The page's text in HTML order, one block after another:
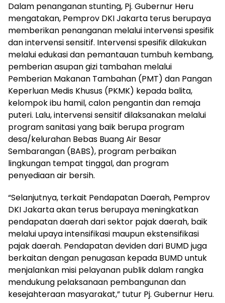
Dalam penanganan stunting, Pj. Gubernur Heru
mengatakan, Pemprov DKI Jakarta terus berupaya
memberikan penanganan melalui intervensi spesifik
dan intervensi sensitif. Intervensi spesifik dilakukan
melalui edukasi dan pemantauan tumbuh kembang,
pemberian asupan gizi tambahan melalui
Pemberian Makanan Tambahan (PMT) dan Pangan
Keperluan Medis Khusus (PKMK) kepada balita,
kelompok ibu hamil, calon pengantin dan remaja
puteri. Lalu, intervensi sensitif dilaksanakan melalui
program sanitasi yang baik berupa program
desa/kelurahan Bebas Buang Air Besar
Sembarangan (BABS), program perbaikan
lingkungan tempat tinggal, dan program
penyediaan air bersih.
“Selanjutnya, terkait Pendapatan Daerah, Pemprov
DKI Jakarta akan terus berupaya meningkatkan
pendapatan daerah dari sektor pajak daerah, baik
melalui upaya intensifikasi maupun ekstensifikasi
pajak daerah. Pendapatan deviden dari BUMD juga
berkaitan dengan penugasan kepada BUMD untuk
menjalankan misi pelayanan publik dalam rangka
mendukung pelaksanaan pembangunan dan
kesejahteraan masyarakat,” tutur Pj. Gubernur Heru.